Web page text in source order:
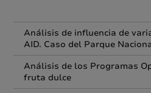
Análisis de influencia de
AID. Caso del Parque
Análisis de los Programas
fruta dulce